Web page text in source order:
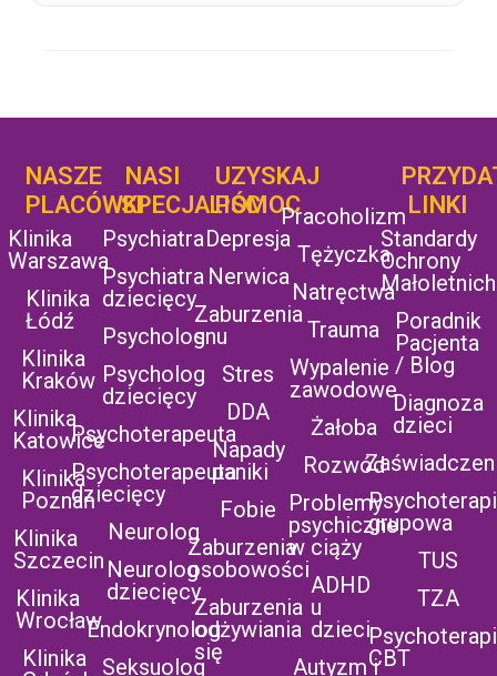
NASZE
PLACÓWKI
Klinika
Warszawa
Klinika
Łódź
Klinika
Kraków
Klinika
Katowice
Klinika
Poznań
Klinika
Szczecin
Klinika
Wrocław
Klinika
NASI
SPECJALIŚCI
Psychiatra
Psychiatra
dziecięcy
Psycholog
Psycholog
dziecięcy
Psychoterapeuta
Psychoterapeuta
dziecięcy
Neurolog
Neurolog
dziecięcy
Endokrynolog
Seksuolog
UZYSKAJ
POMOC
Depresja
Nerwica
Zaburzenia
snu
Stres
DDA
Napady
paniki
Fobie
Zaburzenia
osobowości
Zaburzenia
odżywiania
się
UZYSKAJ
POMOC
Pracoholizm
Tężyczka
Natręctwa
Trauma
Wypalenie
zawodowe
Żałoba
Rozwód
Problemy
psychiczne
w ciąży
ADHD
u
dzieci
Autyzm i
LINKI
Standardy
Ochrony
Małoletnich
Poradnik
Pacjenta
/ Blog
Diagnoza
dzieci
grupowa
TUS
TZA
CBT